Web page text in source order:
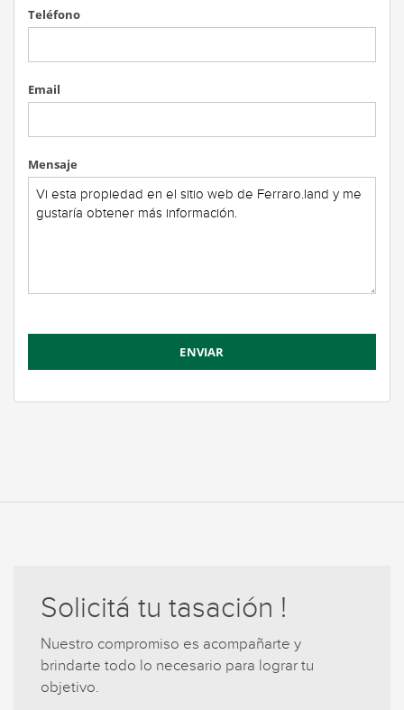
Teléfono
Email
Mensaje
Solicitá tu tasación !
Nuestro compromiso es acompañarte y
brindarte todo lo necesario para lograr tu
objetivo.